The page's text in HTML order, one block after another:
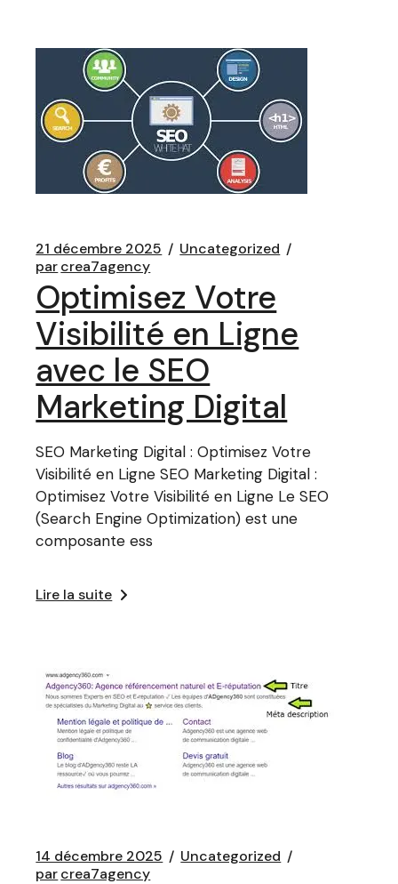
21 décembre 2025
Uncategorized
parcrea7agency
Optimisez Votre
Visibilité en Ligne
avec le SEO
Marketing Digital
SEO Marketing Digital : Optimisez Votre
Visibilité en Ligne SEO Marketing Digital :
Optimisez Votre Visibilité en Ligne Le SEO
(Search Engine Optimization) est une
composante ess
Lire la suite
14 décembre 2025
Uncategorized
parcrea7agency